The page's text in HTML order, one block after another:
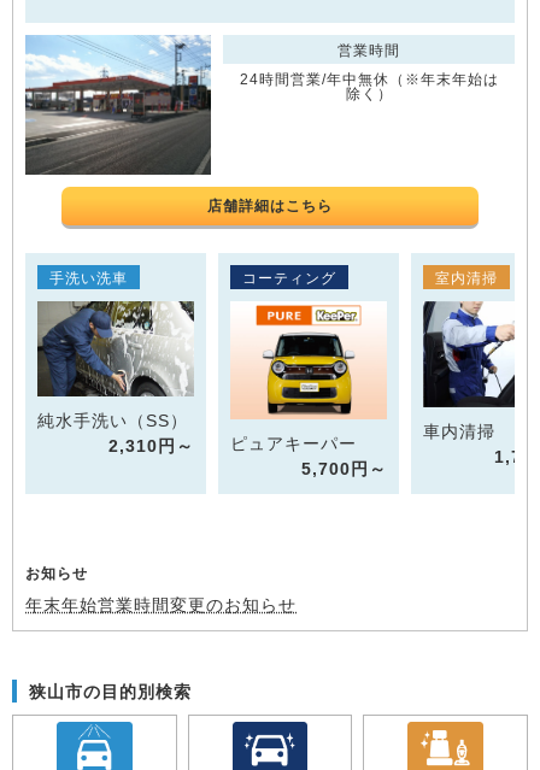
営業時間
24時間営業/年中無休（※年末年始は
除く）
店舗詳細はこちら
手洗い洗車
純水手洗い（SS）
2,310円～
コーティング
ピュアキーパー
5,700円～
室内清掃
車内清掃
お知らせ
年末年始営業時間変更のお知らせ
狭山市の目的別検索